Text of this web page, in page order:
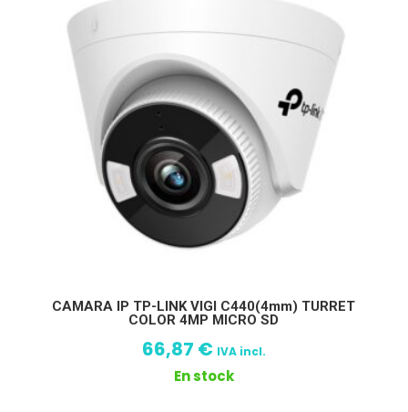
CAMARA IP TP-LINK VIGI C440(4mm) TURRET
COLOR 4MP MICRO SD
66,87 € IVA incl.
En stock